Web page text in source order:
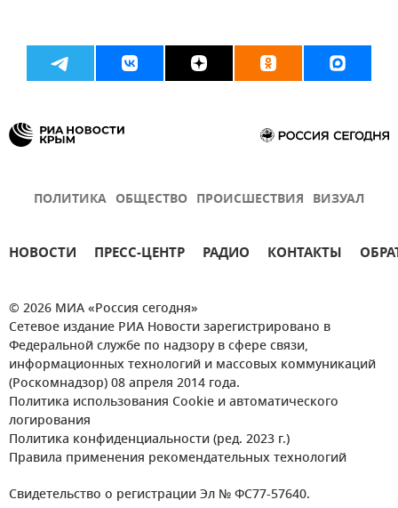
ПОЛИТИКА ОБЩЕСТВО ПРОИСШЕСТВИЯ ВИЗУАЛ
НОВОСТИ ПРЕСС-ЦЕНТР РАДИО КОНТАКТЫ
© 2026 МИА «Россия сегодня»
Сетевое издание РИА Новости зарегистрировано в
Федеральной службе по надзору в сфере связи,
информационных технологий и массовых коммуникаций
(Роскомнадзор) 08 апреля 2014 года.
Политика использования Cookie и автоматического
логирования
Политика конфиденциальности (ред. 2023 г.)
Правила применения рекомендательных технологий
Свидетельство о регистрации Эл № ФС77-57640.